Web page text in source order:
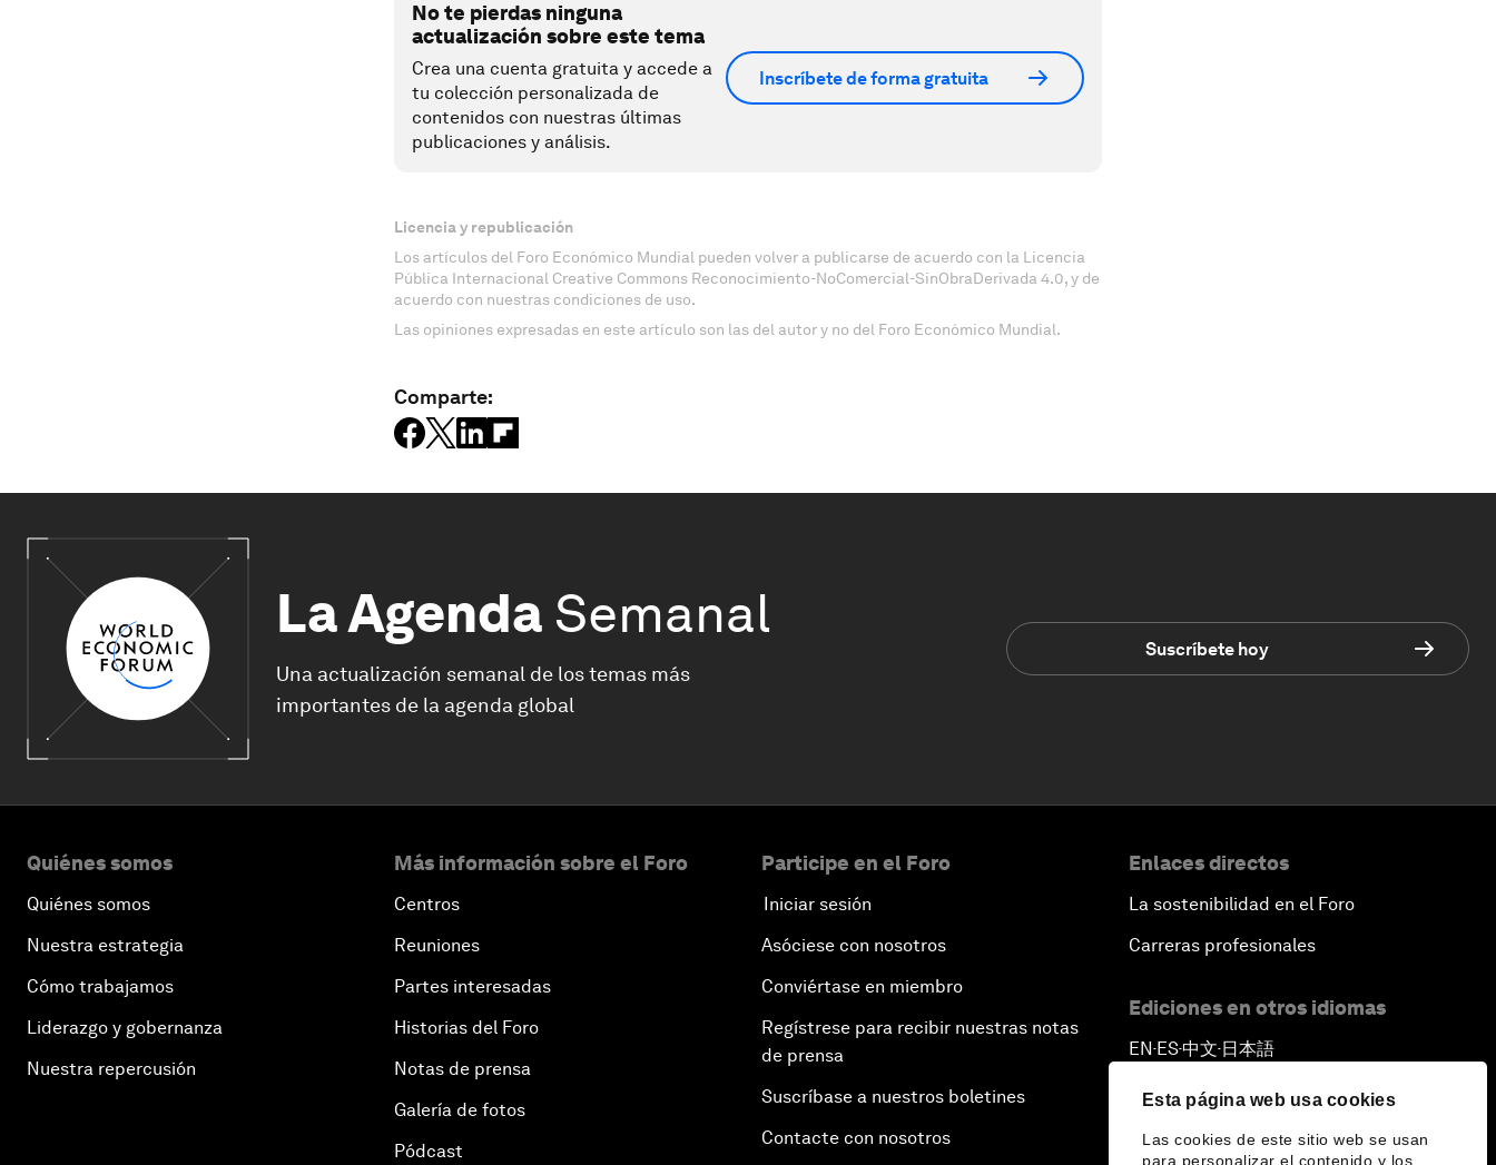
Esta página web usa cookies
Las cookies de este sitio web se usan
para personalizar el contenido y los
No te pierdas ninguna
actualización sobre este tema
Crea una cuenta gratuita y accede a
tu colección personalizada de
contenidos con nuestras últimas
publicaciones y análisis.
Inscríbete de forma gratuita
Licencia y republicación
Los artículos del Foro Económico Mundial pueden volver a publicarse de acuerdo con la Licencia
Pública Internacional Creative Commons Reconocimiento-NoComercial-SinObraDerivada 4.0, y de
acuerdo con nuestras condiciones de uso.
Las opiniones expresadas en este artículo son las del autor y no del Foro Económico Mundial.
Comparte:
La Agenda Semanal
Una actualización semanal de los temas más
importantes de la agenda global
Suscríbete hoy
Quiénes somos
Quiénes somos
Nuestra estrategia
Cómo trabajamos
Liderazgo y gobernanza
Nuestra repercusión
Más información sobre el Foro
Centros
Reuniones
Partes interesadas
Historias del Foro
Notas de prensa
Galería de fotos
Pódcast
Participe en el Foro
Iniciar sesión
Asóciese con nosotros
Conviértase en miembro
Regístrese para recibir nuestras notas
de prensa
Suscríbase a nuestros boletines
Contacte con nosotros
Enlaces directos
La sostenibilidad en el Foro
Carreras profesionales
Ediciones en otros idiomas
EN ▪ES▪中文▪ 日本語